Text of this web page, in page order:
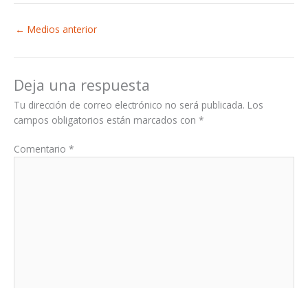
← Medios anterior
Deja una respuesta
Tu dirección de correo electrónico no será publicada. Los
campos obligatorios están marcados con *
Comentario *